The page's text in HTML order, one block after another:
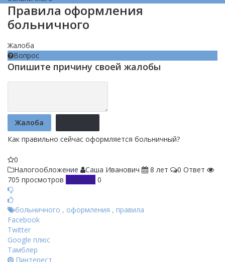
Правила оформления
больничного
Жалоба
Вопрос
Опишите причину своей жалобы
Жалоба
Как правильно сейчас оформляется больничный?
0
Налогообложение
Саша Иванович 8 лет
0 Ответ
705 просмотров Новичок 0
больничного , оформления , правила
Facebook
Twitter
Google плюс
Тамблер
Пинтерест